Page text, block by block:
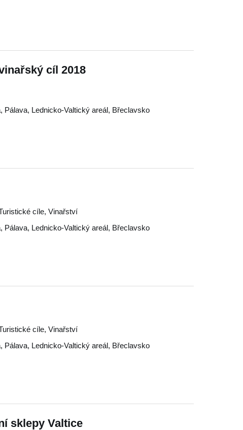
cíl 2018
, Pálava, Lednicko-Valtický areál, Břeclavsko
cíle, Vinařství
, Pálava, Lednicko-Valtický areál, Břeclavsko
cíle, Vinařství
, Pálava, Lednicko-Valtický areál, Břeclavsko
sklepy Valtice